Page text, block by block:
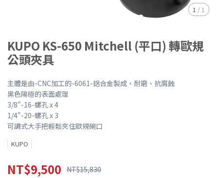
1 / 1
KUPO KS-650 Mitchell (平口) 轉歐規
公頭夾具
主體是由-CNC加工的-6061-鋁合金製成，耐磨、抗腐蝕
黑色陽極的表面處理
3/8"-16-螺孔 x 4
1/4"-20-螺孔 x 3
可調式大手把輕鬆夾住歐規碗口
KUPO
NT$9,500 NT$15,830